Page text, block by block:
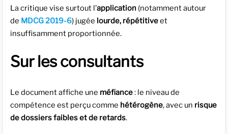
La critique vise surtout l’application(notamment autour
de MDCG 2019-6) jugée lourde, répétitiveet
insuffisamment proportionnée.
Sur les consultants
Le document affiche une méfiance: le niveau de
compétence est perçu comme hétérogène, avec un risque
de dossiers faibles et de retards.